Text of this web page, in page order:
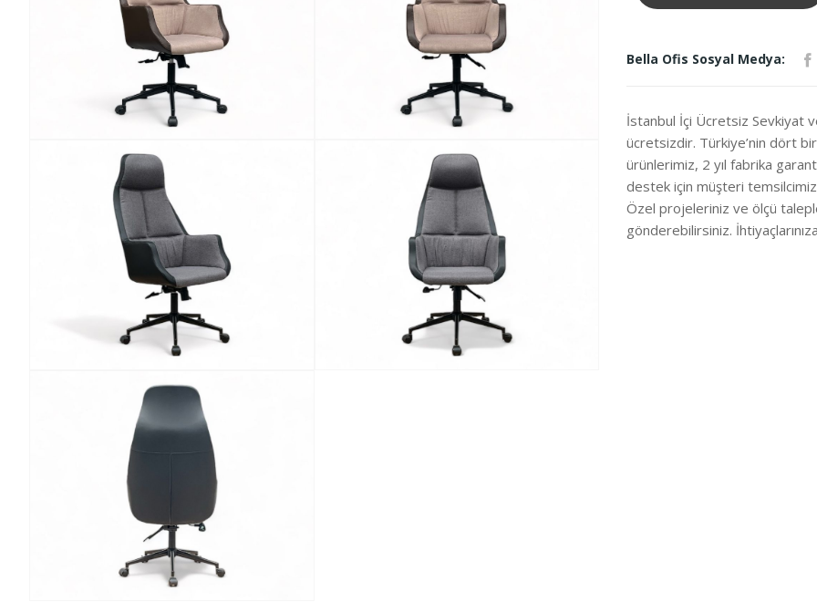
Bella Ofis Sosyal Medya:
İstanbul İçi Ücretsiz Sevkiyat
ücretsizdir. Türkiye’nin dört bir
ürünlerimiz, 2 yıl fabrika
destek için müşteri
Özel projeleriniz ve ölçü
gönderebilirsiniz.